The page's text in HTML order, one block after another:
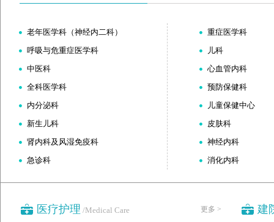
老年医学科（神经内二科）
呼吸与危重症医学科
中医科
全科医学科
内分泌科
新生儿科
肾内科及风湿免疫科
急诊科
重症医学科
儿科
心血管内科
预防保健科
儿童保健中心
皮肤科
神经内科
消化内科
医疗护理 /Medical Care 更多 > 建